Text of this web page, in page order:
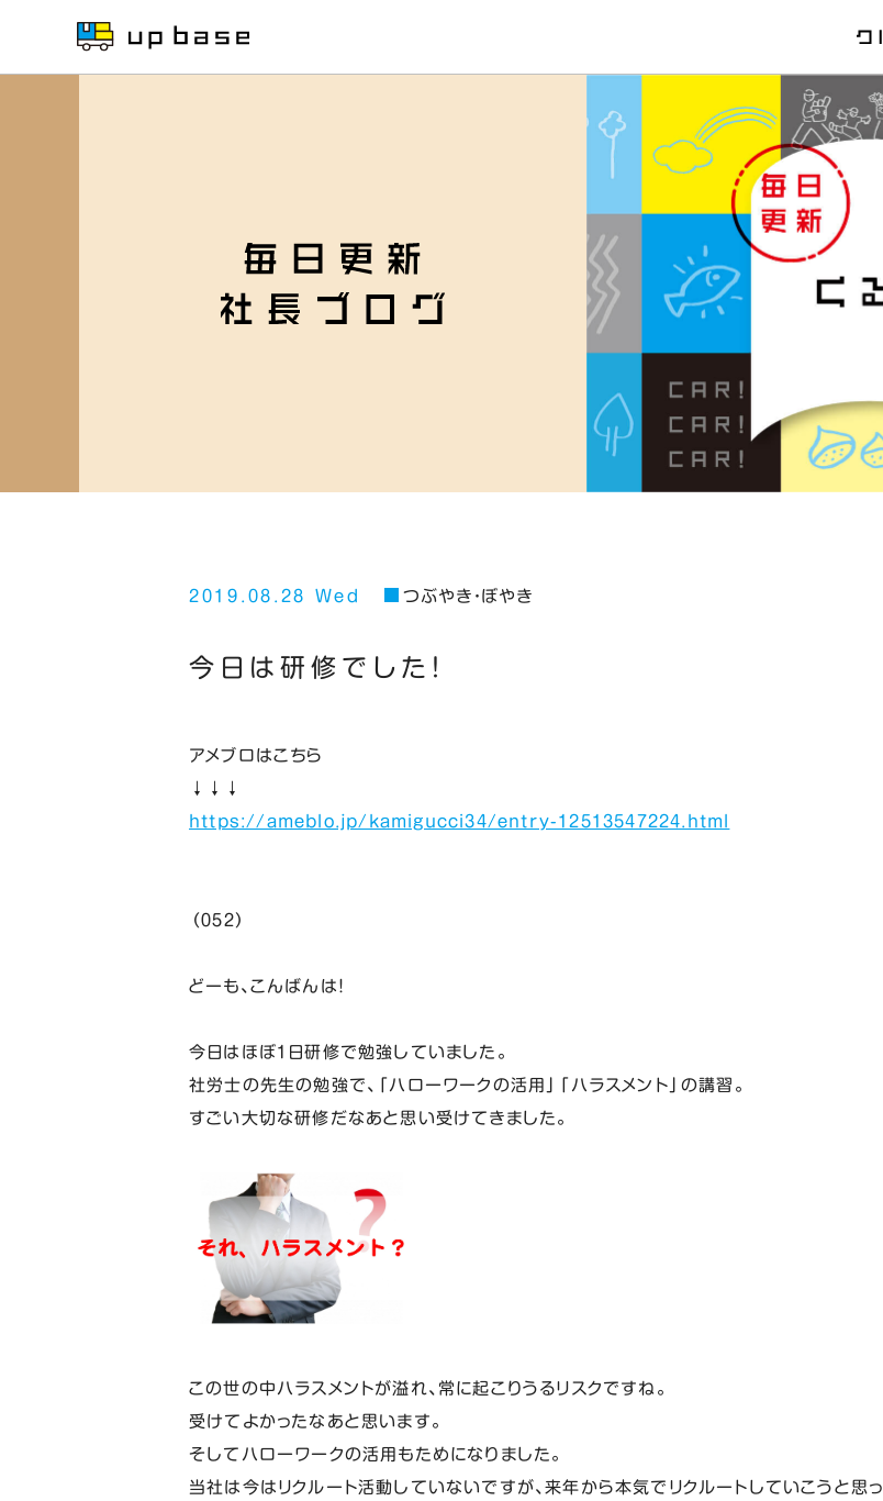
2019.08.28 Wed つぶやき・ぼやき
今日は研修でした！
アメブロはこちら
↓↓↓
https://ameblo.jp/kamigucci34/entry-12513547224.html
（０５２）
どーも、こんばんは！
今日はほぼ１日研修で勉強していました。
社労士の先生の勉強で、「ハローワークの活用」「ハラスメント」の講習。
すごい大切な研修だなあと思い受けてきました。
この世の中ハラスメントが溢れ、常に起こりうるリスクですね。
受けてよかったなあと思います。
そしてハローワークの活用もためになりました。
当社は今はリクルート活動していないですが、来年から本気でリクルートしていこうと思っ